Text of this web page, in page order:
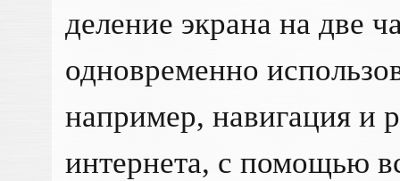
деление экрана на две
одновременно
например, навигация и
интернета, с помощью